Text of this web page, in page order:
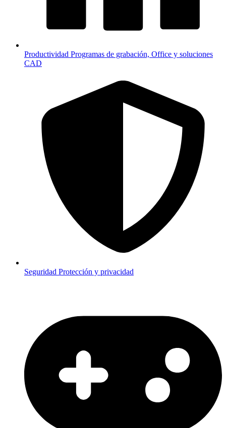
Productividad Programas de grabación, Office y soluciones
CAD
Seguridad Protección y privacidad